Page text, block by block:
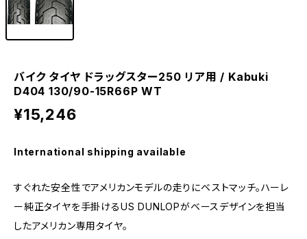
バイク タイヤ ドラッグスター250 リア用 / Kabuki
D404 130/90-15R66P WT
¥15,246
International shipping available
すぐれた安全性でアメリカンモデルの走りにベストマッチ。ハーレ
ー純正タイヤを手掛けるUS DUNLOPがベースデザインを担当
したアメリカン専用タイヤ。